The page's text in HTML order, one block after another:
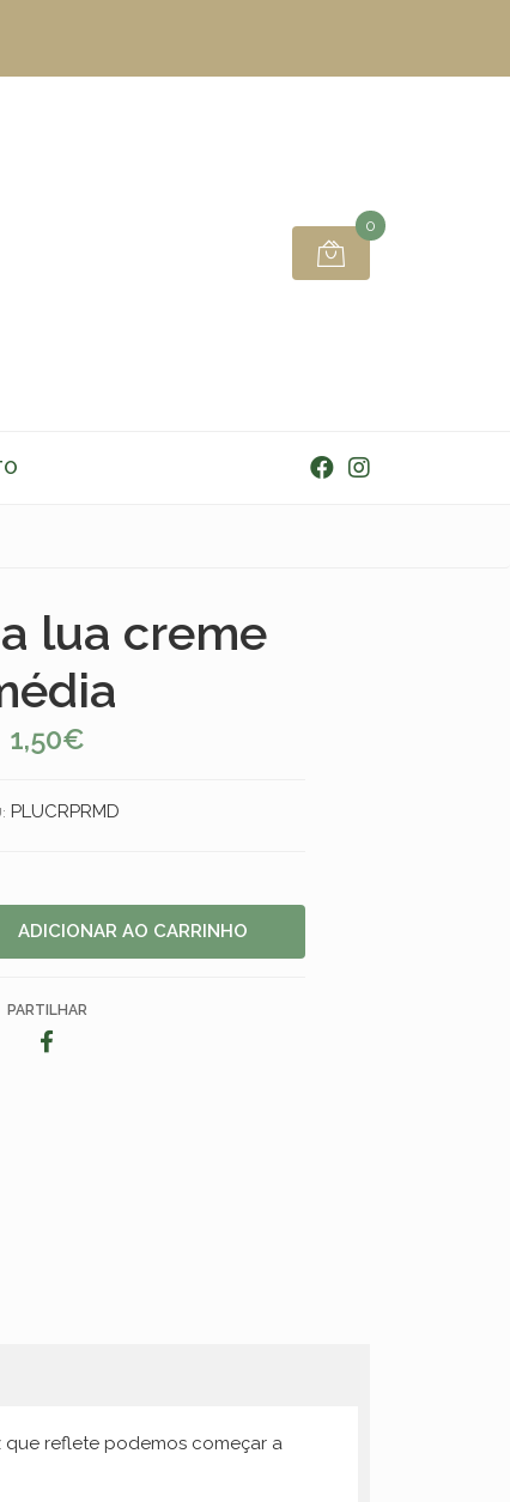
0
lua creme
1,50€
PLUCRPRMD
PARTILHAR
que reflete podemos começar a